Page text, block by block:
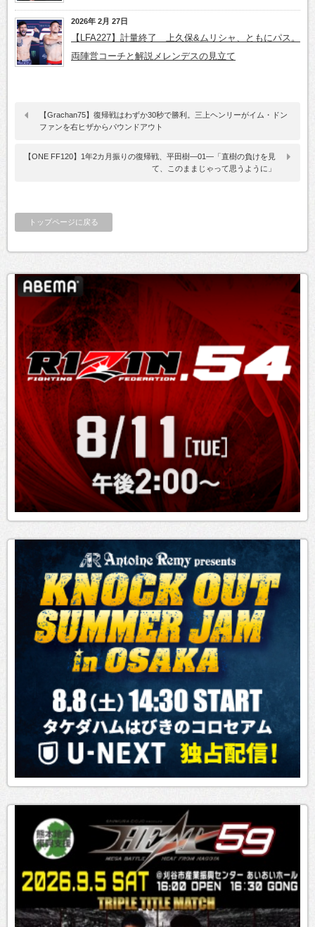
2026年 2月 27日
【LFA227】計量終了 上久保&ムリシャ、ともにパス。
両陣営コーチと解説メレンデスの見立て
【Grachan75】復帰戦はわずか30秒で勝利。三上ヘンリーがイム・ドン
ファンを右ヒザからパウンドアウト
【ONE FF120】1年2カ月振りの復帰戦、平田樹―01―「直樹の負けを見
て、このままじゃって思うように」
トップページに戻る